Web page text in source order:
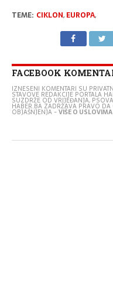
TEME: CIKLON, EUROPA,
FACEBOOK
IZNESENI KOMENTARI SU
STAVOVE REDAKCIJE PORTALA
SUZDRŽE OD VRIJEĐANJA,
HABER.BA ZADRŽAVA PRAVO DA
OBJAŠNJENJA -VIŠE O